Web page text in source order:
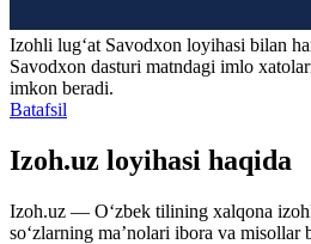
Izohli lugʻat Savodxon loyihasi bilan
Savodxon dasturi matndagi imlo
imkon beradi.
Batafsil
Izoh.uz loyihasi haqida
Izoh.uz — O‘zbek tilining xalqona
so‘zlarning ma’nolari ibora va misollar